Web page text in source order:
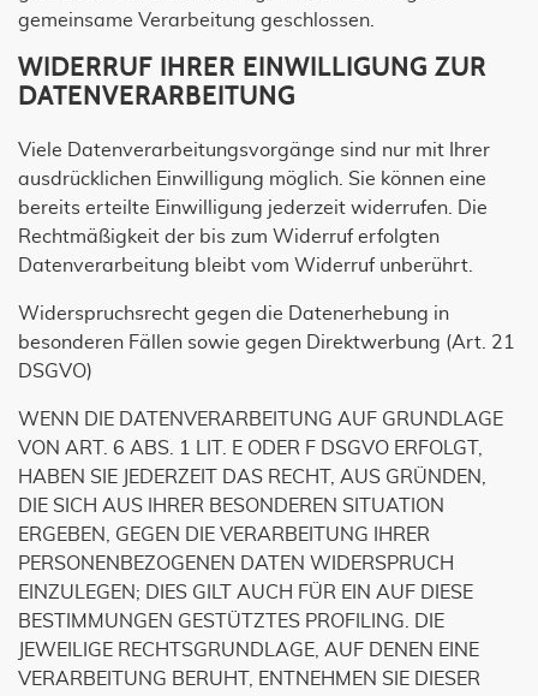
gemeinsame Verarbeitung geschlossen.
WIDERRUF IHRER EINWILLIGUNG ZUR
DATENVERARBEITUNG
Viele Datenverarbeitungsvorgänge sind nur mit Ihrer
ausdrücklichen Einwilligung möglich. Sie können eine
bereits erteilte Einwilligung jederzeit widerrufen. Die
Rechtmäßigkeit der bis zum Widerruf erfolgten
Datenverarbeitung bleibt vom Widerruf unberührt.
Widerspruchsrecht gegen die Datenerhebung in
besonderen Fällen sowie gegen Direktwerbung (Art. 21
DSGVO)
WENN DIE DATENVERARBEITUNG AUF GRUNDLAGE
VON ART. 6 ABS. 1 LIT. E ODER F DSGVO ERFOLGT,
HABEN SIE JEDERZEIT DAS RECHT, AUS GRÜNDEN,
DIE SICH AUS IHRER BESONDEREN SITUATION
ERGEBEN, GEGEN DIE VERARBEITUNG IHRER
PERSONENBEZOGENEN DATEN WIDERSPRUCH
EINZULEGEN; DIES GILT AUCH FÜR EIN AUF DIESE
BESTIMMUNGEN GESTÜTZTES PROFILING. DIE
JEWEILIGE RECHTSGRUNDLAGE, AUF DENEN EINE
VERARBEITUNG BERUHT, ENTNEHMEN SIE DIESER